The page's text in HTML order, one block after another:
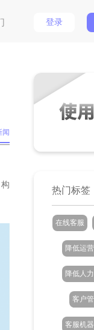
登录
闻
热门标签
在线客服
降低运
降低人
客户
客服机